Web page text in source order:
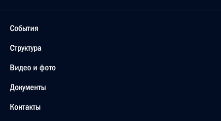
События
Структура
Видео и фото
Документы
Контакты